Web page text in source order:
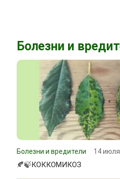
Болезни и
Болезни и вредители 14 июля
🍂🍃КОККОМИКОЗ